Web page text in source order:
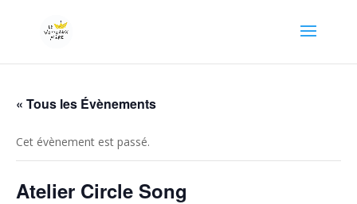
« Tous les Évènements
Cet évènement est passé.
Atelier Circle Song